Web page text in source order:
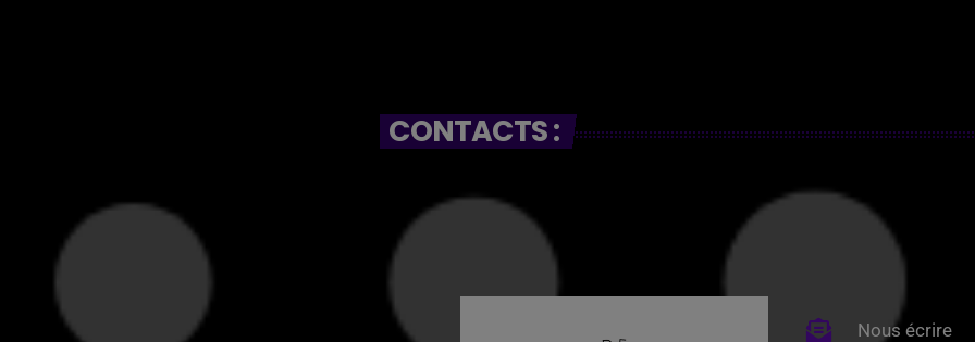
CONTACTS :
Nous écrire